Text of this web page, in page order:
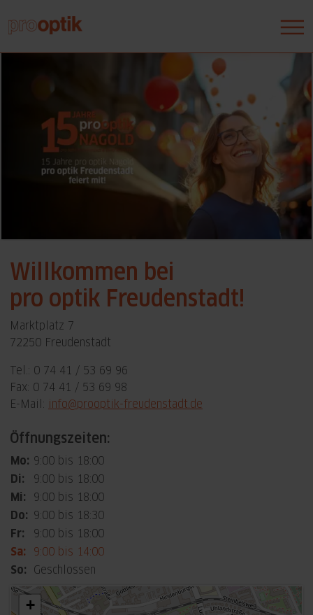
Willkommen bei
pro optik Freudenstadt!
Marktplatz 7
72250 Freudenstadt
Tel.: 0 74 41 / 53 69 96
Fax: 0 74 41 / 53 69 98
E-Mail: info@prooptik-freudenstadt.de
Öffnungszeiten:
Mo: 9:00 bis 18:00
Di:
9:00 bis 18:00
Mi:
9:00 bis 18:00
Do: 9:00 bis 18:30
Fr:
9:00 bis 18:00
Sa:
9:00 bis 14:00
So: Geschlossen
+